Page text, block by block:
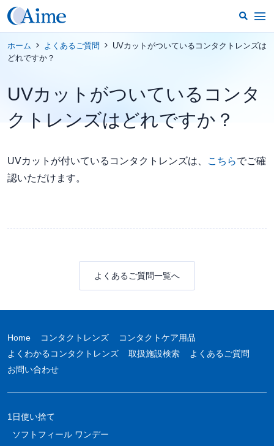
ホーム よくあるご質問
UVカットがついているコンタクトレンズは
どれですか？
UVカットがついているコンタ
クトレンズはどれですか？
UVカットが付いているコンタクトレンズは、 こちらでご確
認いただけます。
よくあるご質問一覧へ
Home コンタクトレンズ
コンタクトケア用品
よくわかるコンタクトレンズ
取扱施設検索
よくあるご質問
お問い合わせ
1日使い捨て
ソフトフィール ワンデー